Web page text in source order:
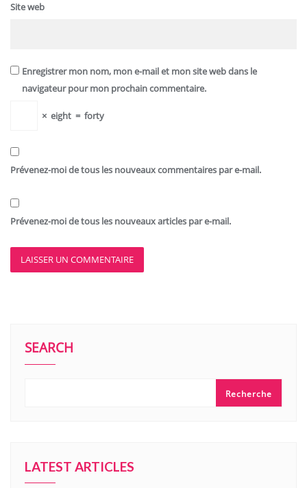
Site web
Enregistrer mon nom, mon e-mail et mon site web dans le
navigateur pour mon prochain commentaire.
× eight = forty
Prévenez-moi de tous les nouveaux commentaires par e-mail.
Prévenez-moi de tous les nouveaux articles par e-mail.
SEARCH
Recherche
LATEST ARTICLES